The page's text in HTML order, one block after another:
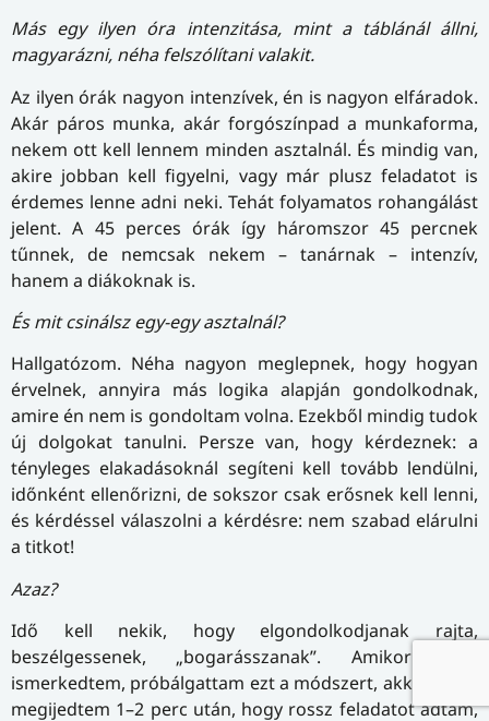
Más egy ilyen óra intenzitása, mint a táblánál állni,
magyarázni, néha felszólítani valakit.
Az ilyen órák nagyon intenzívek, én is nagyon elfáradok.
Akár páros munka, akár forgószínpad a munkaforma,
nekem ott kell lennem minden asztalnál. És mindig van,
akire jobban kell figyelni, vagy már plusz feladatot is
érdemes lenne adni neki. Tehát folyamatos rohangálást
jelent. A 45 perces órák így háromszor 45 percnek
tűnnek, de nemcsak nekem – tanárnak – intenzív,
hanem a diákoknak is.
És mit csinálsz egy-egy asztalnál?
Hallgatózom. Néha nagyon meglepnek, hogy hogyan
érvelnek, annyira más logika alapján gondolkodnak,
amire én nem is gondoltam volna. Ezekből mindig tudok
új dolgokat tanulni. Persze van, hogy kérdeznek: a
tényleges elakadásoknál segíteni kell tovább lendülni,
időnként ellenőrizni, de sokszor csak erősnek kell lenni,
és kérdéssel válaszolni a kérdésre: nem szabad elárulni
a titkot!
Azaz?
Idő kell nekik, hogy elgondolkodjanak rajta,
beszélgessenek, „bogarásszanak”. Amikor még
ismerkedtem, próbálgattam ezt a módszert, akkor azért
megijedtem 1–2 perc után, hogy rossz feladatot adtam,